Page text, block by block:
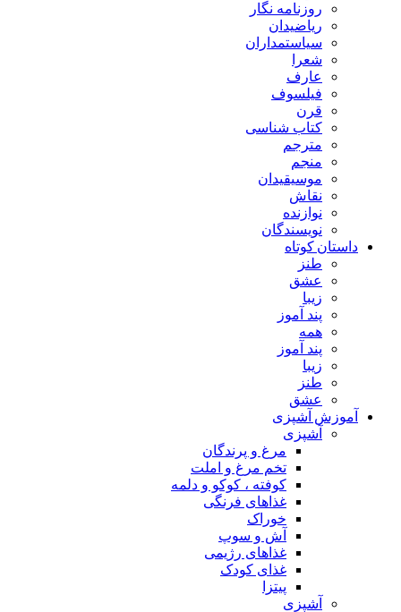
روزنامه نگار
ریاضیدان
سیاستمداران
شعرا
عارف
فیلسوف
قرن
کتاب شناسی
مترجم
منجم
موسیقیدان
نقاش
نوازنده
نویسندگان
داستان کوتاه
طنز
عشق
زیبا
پند آموز
همه
پند آموز
زیبا
طنز
عشق
آموزش آشپزی
آشپزی
مرغ و پرندگان
تخم مرغ و املت
کوفته ، کوکو و دلمه
غذاهای فرنگی
خوراک
آش و سوپ
غذاهای رژیمی
غذای کودک
پیتزا
آشپزی